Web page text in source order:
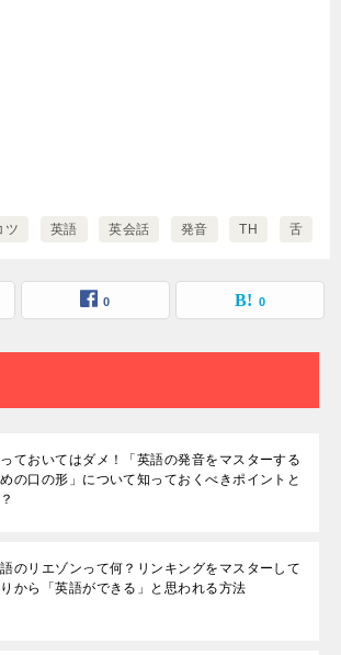
ツ 英語 英会話 発音 TH 舌
0 0
ておいてはダメ！「英語の発音をマスターする
の口の形」について知っておくべきポイントと
のリエゾンって何？リンキングをマスターして
から「英語ができる」と思われる方法